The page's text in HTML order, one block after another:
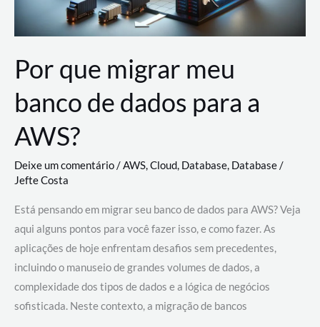
Por que migrar meu
banco de dados para a
AWS?
Deixe um comentário/AWS,Cloud, Database, Database/
Jefte Costa
Está pensando em migrar seu banco de dados para AWS? Veja
aqui alguns pontos para você fazer isso, e como fazer. As
aplicações de hoje enfrentam desafios sem precedentes,
incluindo o manuseio de grandes volumes de dados, a
complexidade dos tipos de dados e a lógica de negócios
sofisticada. Neste contexto, a migração de bancos